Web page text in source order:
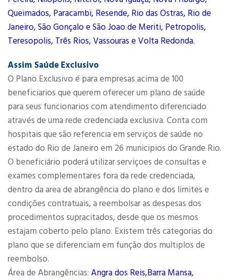
Queimados, Paracambi, Resende, Rio das Ostras, Rio de
Janeiro, São Gonçalo e São Joao de Meriti, Petropolis,
Teresopolis, Três Rios, Vassouras e Volta Redonda.
Assim Saúde Exclusivo
O Plano Exclusivo é para empresas acima de 100
beneficiarios que querem oferecer um plano de saúde
para seus funcionarios com atendimento diferenciado
através de uma rede credenciada exclusiva. Conta com
hospitais que são referencia em serviços de saúde no
estado do Rio de Janeiro em 26 municipios do Grande Rio.
O beneficiário poderá utilizar serviçoes de consultas e
exames complementares fora da rede credenciada,
dentro da area de abrangência do plano e dos limites e
condições contratuais, a reembolsar as despesas dos
procedimentos supracitados, desde que os mesmos
estajam coberto pelo plano. Existem três categorias do
plano que se diferenciam em função dos multiplos de
reembolso.
Área de Abrangências: Angra dos Reis,Barra Mansa,